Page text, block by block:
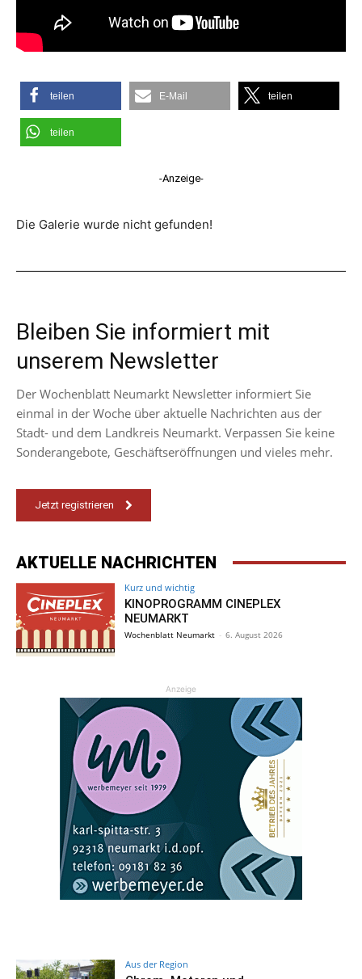
teilen E-Mail teilen
teilen
-Anzeige-
Die Galerie wurde nicht gefunden!
Bleiben Sie informiert mit
unserem Newsletter
Der Wochenblatt Neumarkt Newsletter informiert Sie
einmal in der Woche über aktuelle Nachrichten aus der
Stadt- und dem Landkreis Neumarkt. Verpassen Sie keine
Sonderangebote, Geschäftseröffnungen und vieles mehr.
Jetzt registrieren
AKTUELLE NACHRICHTEN
Kurz und wichtig
KINOPROGRAMM CINEPLEX
NEUMARKT
Wochenblatt Neumarkt - 6. August 2026
Anzeige
Aus der Region